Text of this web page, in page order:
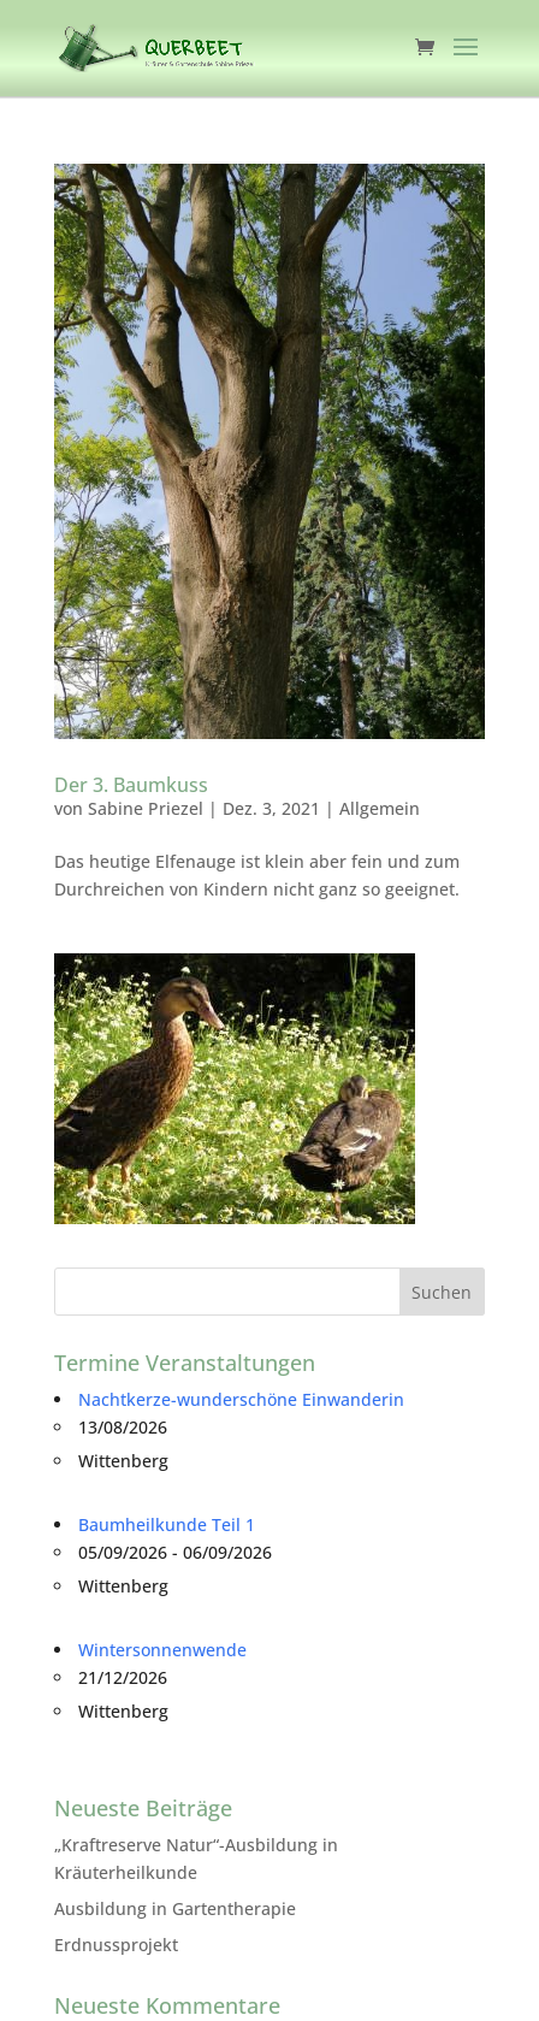
Der 3. Baumkuss
von Sabine Priezel | Dez. 3, 2021 | Allgemein
Das heutige Elfenauge ist klein aber fein und zum
Durchreichen von Kindern nicht ganz so geeignet.
Termine Veranstaltungen
Nachtkerze-wunderschöne Einwanderin
13/08/2026
Wittenberg
Baumheilkunde Teil 1
05/09/2026 - 06/09/2026
Wittenberg
Wintersonnenwende
21/12/2026
Wittenberg
Neueste Beiträge
„Kraftreserve Natur“-Ausbildung in
Kräuterheilkunde
Ausbildung in Gartentherapie
Erdnussprojekt
Neueste Kommentare